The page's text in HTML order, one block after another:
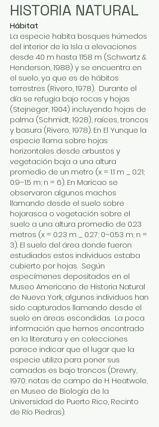
HISTORIA NATURAL
Hábitat
La especie habita bosques húmedos
del interior de la Isla a elevaciones
desde 40 m hasta 1158 m (Schwartz &
Henderson, 1988) y se encuentra en
el suelo, ya que es de hábitos
terrestres (Rivero, 1978). Durante el
día se refugia bajo rocas y hojas
(Stejneger, 1904) incluyendo hojas de
palma (Schmidt, 1928), raíces, troncos
y basura (Rivero, 1978). En El Yunque la
especie llama sobre hojas
horizontales desde arbustos y
vegetación baja a una altura
promedio de un metro (x = 1.1 m _ 0.21;
0.9–1.5 m; n = 6). En Maricao se
observaron algunos machos
llamando desde el suelo sobre
hojarasca o vegetación sobre el
suelo a una altura promedio de 0.23
metros (x = 0.23 m _ 0.27; 0–0.53 m; n =
3). El suelo del área donde fueron
estudiados estos individuos estaba
cubierto por hojas. Según
especímenes depositados en el
Museo Americano de Historia Natural
de Nueva York, algunos individuos han
sido capturados llamando desde el
suelo en áreas escondidas. La poca
información que hemos encontrado
en la literatura y en colecciones
parece indicar que el lugar que la
especie utiliza para poner sus
camadas es bajo troncos (Drewry,
1970; notas de campo de H. Heatwole,
en Museo de Biología de la
Universidad de Puerto Rico, Recinto
de Río Piedras).